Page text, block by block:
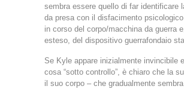
sembra essere quello di far identificare
da presa con il disfacimento
in corso del corpo/macchina da guerra
esteso, del dispositivo guerrafondaio
Se Kyle appare inizialmente invincibile
cosa “sotto controllo”, è chiaro che la
il suo corpo – che gradualmente sembra